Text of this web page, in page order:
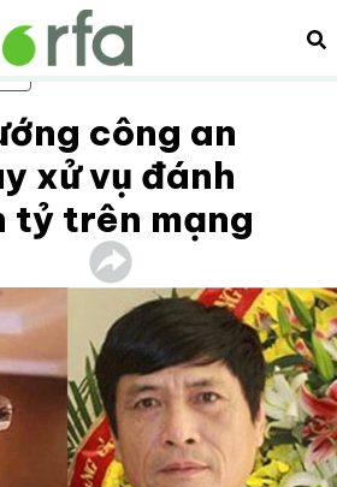
công an
xử vụ đánh
tỷ trên mạng